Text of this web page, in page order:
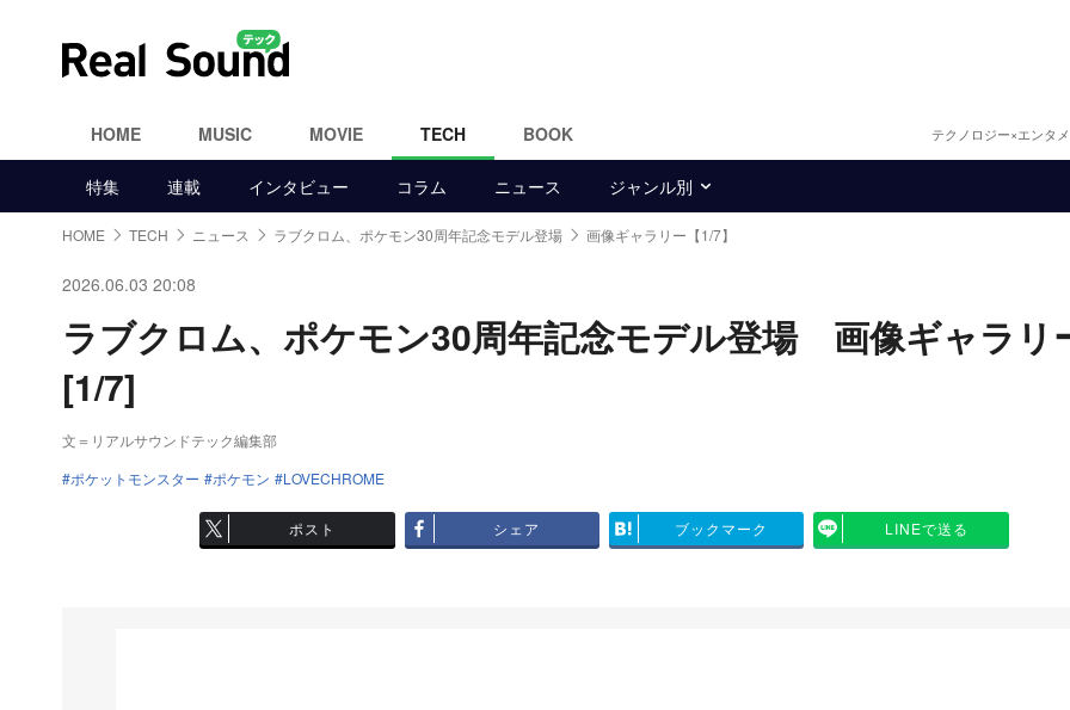
HOME MUSIC MOVIE TECH BOOK テクノロジー×エンタ
特集 連載 インタビュー コラム ニュース ジャンル別
HOME TECH ニュース ラブクロム、ポケモン30周年記念モデル登場 画像ギャラリー【1/7】
2026.06.03 20:08
ラブクロム、ポケモン30周年記念モデル登場 画像ギャラリ
[1/7]
文＝リアルサウンドテック編集部
ポケットモンスター
ポケモン LOVECHROME
ポスト シェア ブックマーク LINEで送る